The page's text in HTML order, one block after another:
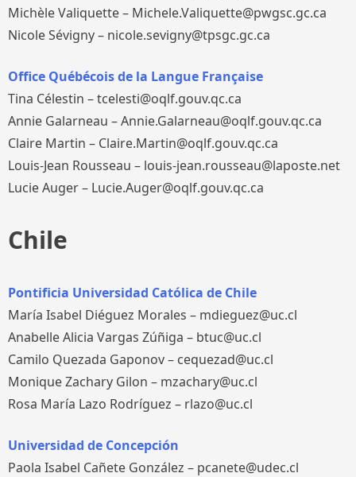
Michèle Valiquette – Michele.Valiquette@pwgsc.gc.ca
Nicole Sévigny – nicole.sevigny@tpsgc.gc.ca
Office Québécois de la Langue Française
Tina Célestin – tcelesti@oqlf.gouv.qc.ca
Annie Galarneau – Annie.Galarneau@oqlf.gouv.qc.ca
Claire Martin – Claire.Martin@oqlf.gouv.qc.ca
Louis-Jean Rousseau – louis-jean.rousseau@laposte.net
Lucie Auger – Lucie.Auger@oqlf.gouv.qc.ca
Chile
Pontificia Universidad Católica de Chile
María Isabel Diéguez Morales – mdieguez@uc.cl
Anabelle Alicia Vargas Zúñiga – btuc@uc.cl
Camilo Quezada Gaponov – cequezad@uc.cl
Monique Zachary Gilon – mzachary@uc.cl
Rosa María Lazo Rodríguez – rlazo@uc.cl
Universidad de Concepción
Paola Isabel Cañete González – pcanete@udec.cl